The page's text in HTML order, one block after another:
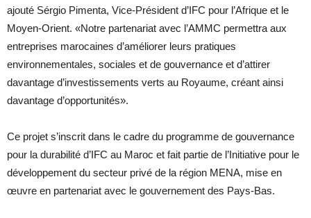
ajouté Sérgio Pimenta, Vice-Président d’IFC pour l’Afrique et le
Moyen-Orient. «Notre partenariat avec l’AMMC permettra aux
entreprises marocaines d’améliorer leurs pratiques
environnementales, sociales et de gouvernance et d’attirer
davantage d’investissements verts au Royaume, créant ainsi
davantage d’opportunités».
Ce projet s’inscrit dans le cadre du programme de gouvernance
pour la durabilité d’IFC au Maroc et fait partie de l’Initiative pour le
développement du secteur privé de la région MENA, mise en
œuvre en partenariat avec le gouvernement des Pays-Bas.